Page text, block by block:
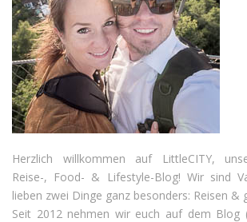
Herzlich willkommen auf LittleCITY,
Reise-, Food- & Lifestyle-Blog! Wir sind
lieben zwei Dinge ganz besonders: Reisen &
Seit 2012 nehmen wir euch auf dem Blog